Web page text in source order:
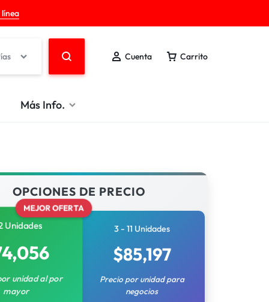
Cuenta Carrito
Más Info.
OPCIONES DE PRECIO
MEJOR OFERTA
Unidades
unidad al por
mayor
3 - 11 Unidades
$85,197
Precio por unidad para
negocios